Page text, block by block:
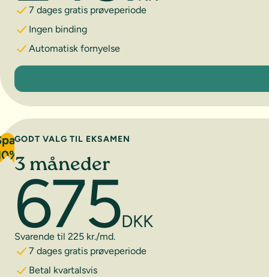
7 dages gratis prøveperiode
Ingen binding
Automatisk fornyelse
1 måned
GODT VALG TIL EKSAMEN
3 måneder
675DKK
Svarende til 225 kr./md.
7 dages gratis prøveperiode
Betal kvartalsvis